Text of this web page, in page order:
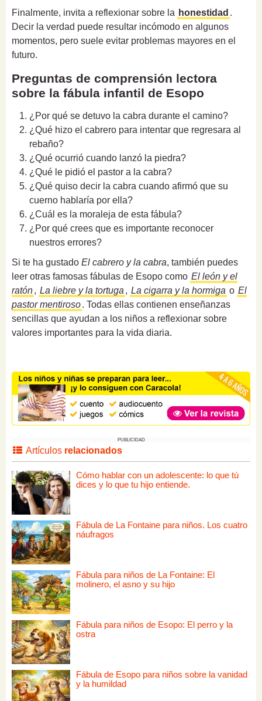
Finalmente, invita a reflexionar sobre la honestidad .
Decir la verdad puede resultar incómodo en algunos
momentos, pero suele evitar problemas mayores en el
futuro.
Preguntas de comprensión lectora
sobre la fábula infantil de Esopo
¿Por qué se detuvo la cabra durante el camino?
¿Qué hizo el cabrero para intentar que regresara al
rebaño?
¿Qué ocurrió cuando lanzó la piedra?
¿Qué le pidió el pastor a la cabra?
¿Qué quiso decir la cabra cuando afirmó que su
cuerno hablaría por ella?
¿Cuál es la moraleja de esta fábula?
¿Por qué crees que es importante reconocer
nuestros errores?
Si te ha gustado El cabrero y la cabra, también puedes
leer otras famosas fábulas de Esopo como El león y el
ratón, La liebre y la tortuga , La cigarra y la hormiga o El
pastor mentiroso. Todas ellas contienen enseñanzas
sencillas que ayudan a los niños a reflexionar sobre
valores importantes para la vida diaria.
PUBLICIDAD
Artículos relacionados
Cómo hablar con un adolescente: lo que tú
dices y lo que tu hijo entiende.
Fábula de La Fontaine para niños. Los cuatro
náufragos
Fábula para niños de La Fontaine: El
molinero, el asno y su hijo
Fábula para niños de Esopo: El perro y la
ostra
Fábula de Esopo para niños sobre la vanidad
y la humildad